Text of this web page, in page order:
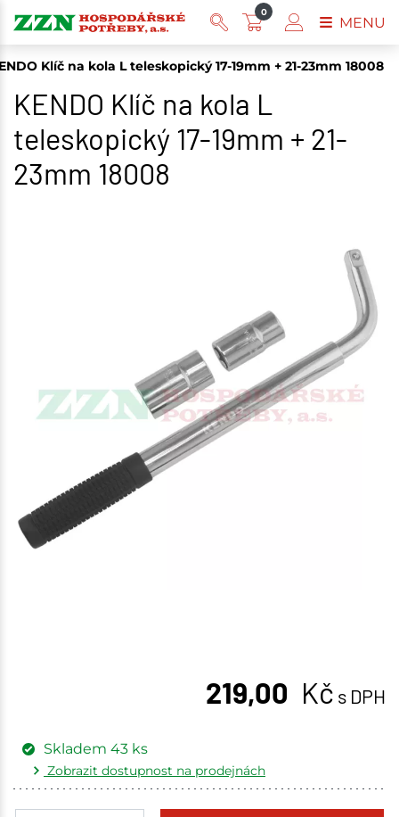
Klíč na kola L teleskopický 17-19mm + 21-23mm 18008
KENDO Klíč na kola L
teleskopický 17-19mm + 21-
23mm 18008
219,00 Kč s DPH
Skladem 43 ks
Zobrazit dostupnost na prodejnách
0
MENU